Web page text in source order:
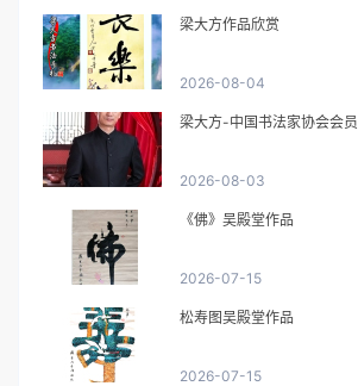
梁大方作品欣赏
2026-08-04
梁大方-中国书法家协会会员
2026-08-03
《佛》吴殿堂作品
2026-07-15
松寿图吴殿堂作品
2026-07-15